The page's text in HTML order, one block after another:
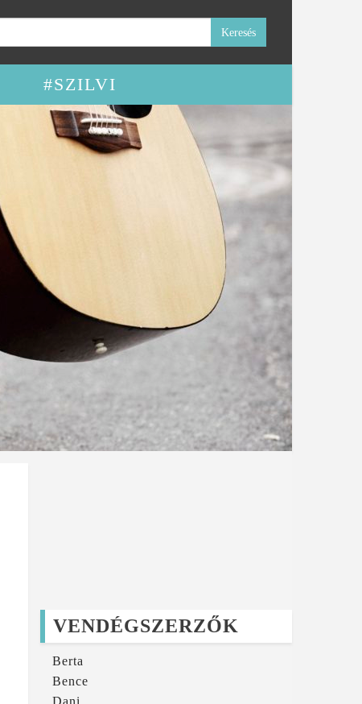
#SZILVI
VENDÉGSZERZŐK
Berta
Bence
Dani